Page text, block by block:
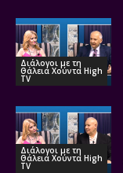
Διάλογοι με τη
Θάλεια Χούντα High
TV
Διάλογοι με τη
Θάλεια Χούντα High
TV